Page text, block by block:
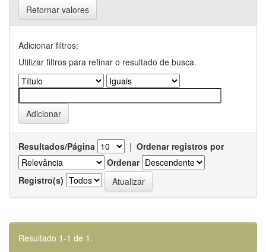
Retornar valores
Adicionar filtros:
Utilizar filtros para refinar o resultado de busca.
Resultados/Página | Ordenar registros por
Ordenar
Registro(s)
Resultado 1-1 de 1.